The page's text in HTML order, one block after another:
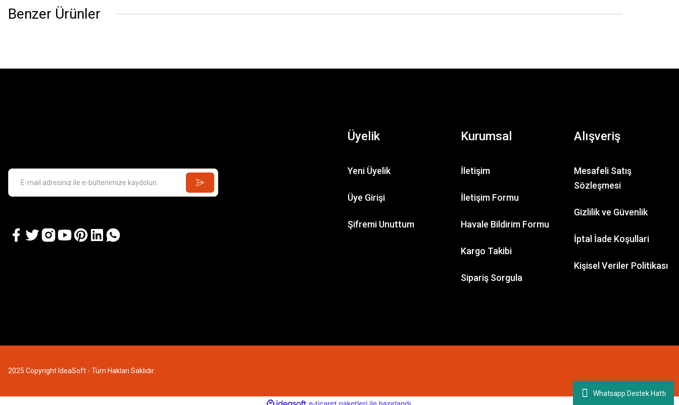
Whatsapp Destek Hattı
Benzer Ürünler
Üyelik
Yeni Üyelik
Üye Girişi
Şifremi Unuttum
Kurumsal
İletişim
İletişim Formu
Havale Bildirim Formu
Kargo Takibi
Sipariş Sorgula
Alışveriş
Mesafeli Satış
Sözleşmesi
Gizlilik ve Güvenlik
İptal İade Koşullari
Kişisel Veriler Politikası
2025 Copyright IdeaSoft - Tüm Hakları Saklıdır.